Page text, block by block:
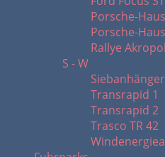
Porsche-
Porsche-
Rallye
S - W
Siebanhänger
Transrapid 1
Transrapid 2
Trasco TR 42